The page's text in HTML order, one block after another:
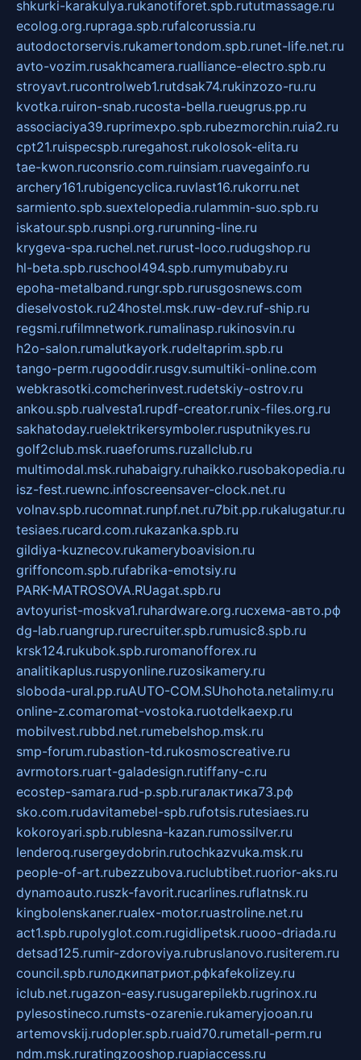
shkurki-karakulya.rukanotiforet.spb.rututmassage.ru
ecolog.org.rupraga.spb.rufalcorussia.ru
autodoctorservis.rukamertondom.spb.runet-life.net.ru
avto-vozim.rusakhcamera.rualliance-electro.spb.ru
stroyavt.rucontrolweb1.rutdsak74.rukinzozo-ru.ru
kvotka.ruiron-snab.rucosta-bella.rueugrus.pp.ru
associaciya39.ruprimexpo.spb.rubezmorchin.ruia2.ru
cpt21.ruispecspb.ruregahost.rukolosok-elita.ru
tae-kwon.ruconsrio.com.ruinsiam.ruavegainfo.ru
archery161.rubigencyclica.ruvlast16.rukorru.net
sarmiento.spb.suextelopedia.rulammin-suo.spb.ru
iskatour.spb.rusnpi.org.rurunning-line.ru
krygeva-spa.ruchel.net.rurust-loco.rudugshop.ru
hl-beta.spb.ruschool494.spb.rumymubaby.ru
epoha-metalband.rungr.spb.rurusgosnews.com
dieselvostok.ru24hostel.msk.ruw-dev.ruf-ship.ru
regsmi.rufilmnetwork.rumalinasp.rukinosvin.ru
h2o-salon.rumalutkayork.rudeltaprim.spb.ru
tango-perm.rugooddir.rusgv.sumultiki-online.com
webkrasotki.comcherinvest.rudetskiy-ostrov.ru
ankou.spb.rualvesta1.rupdf-creator.runix-files.org.ru
sakhatoday.ruelektrikersymboler.rusputnikyes.ru
golf2club.msk.ruaeforums.ruzallclub.ru
multimodal.msk.ruhabaigry.ruhaikko.rusobakopedia.ru
isz-fest.ruewnc.infoscreensaver-clock.net.ru
volnav.spb.rucomnat.runpf.net.ru7bit.pp.rukalugatur.ru
tesiaes.rucard.com.rukazanka.spb.ru
gildiya-kuznecov.rukameryboavision.ru
griffoncom.spb.rufabrika-emotsiy.ru
PARK-MATROSOVA.RUagat.spb.ru
avtoyurist-moskva1.ruhardware.org.ruсхема-авто.рф
dg-lab.ruangrup.rurecruiter.spb.rumusic8.spb.ru
krsk124.rukubok.spb.ruromanofforex.ru
analitikaplus.ruspyonline.ruzosikamery.ru
sloboda-ural.pp.ruAUTO-COM.SUhohota.netalimy.ru
online-z.comaromat-vostoka.ruotdelkaexp.ru
mobilvest.rubbd.net.rumebelshop.msk.ru
smp-forum.rubastion-td.rukosmoscreative.ru
avrmotors.ruart-galadesign.rutiffany-c.ru
ecostep-samara.rud-p.spb.ruгалактика73.рф
sko.com.rudavitamebel-spb.rufotsis.rutesiaes.ru
kokoroyari.spb.rublesna-kazan.rumossilver.ru
lenderoq.rusergeydobrin.rutochkazvuka.msk.ru
people-of-art.rubezzubova.ruclubtibet.ruorior-aks.ru
dynamoauto.ruszk-favorit.rucarlines.ruflatnsk.ru
kingbolenskaner.rualex-motor.ruastroline.net.ru
act1.spb.rupolyglot.com.rugidlipetsk.ruooo-driada.ru
detsad125.rumir-zdoroviya.rubruslanovo.rusiterem.ru
council.spb.ruлодкипатриот.рфkafekolizey.ru
iclub.net.rugazon-easy.rusugarepilekb.rugrinox.ru
pylesostineco.rumsts-ozarenie.rukameryjooan.ru
artemovskij.rudopler.spb.ruaid70.rumetall-perm.ru
ndm.msk.ruratingzooshop.ruapiaccess.ru